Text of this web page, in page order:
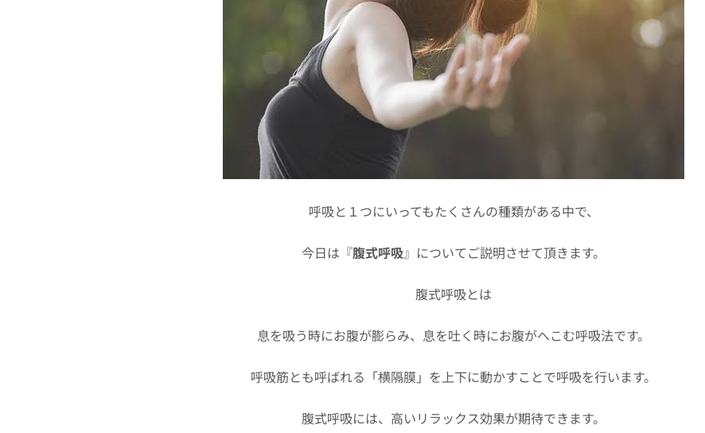
呼吸と１つにいってもたくさんの種類がある中で、
今日は『腹式呼吸』についてご説明させて頂きます。
腹式呼吸とは
息を吸う時にお腹が膨らみ、息を吐く時にお腹がへこむ呼吸法です。
呼吸筋とも呼ばれる「横隔膜」を上下に動かすことで呼吸を行います。
腹式呼吸には、高いリラックス効果が期待できます。